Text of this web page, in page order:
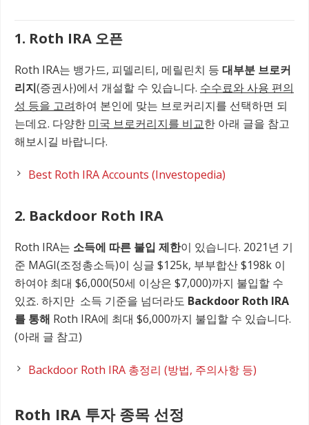
1. Roth IRA 오픈
Roth IRA는 뱅가드, 피델리티, 메릴린치 등 대부분 브로커
리지(증권사)에서 개설할 수 있습니다. 수수료와 사용 편의
성 등을 고려하여 본인에 맞는 브로커리지를 선택하면 되
는데요. 다양한 미국 브로커리지를 비교한 아래 글을 참고
해보시길 바랍니다.
Best Roth IRA Accounts (Investopedia)
2. Backdoor Roth IRA
Roth IRA는 소득에 따른 불입 제한이 있습니다. 2021년 기
준 MAGI(조정총소득)이 싱글 $125k, 부부합산 $198k 이
하여야 최대 $6,000(50세 이상은 $7,000)까지 불입할 수
있죠. 하지만 소득 기준을 넘더라도 Backdoor Roth IRA
를 통해 Roth IRA에 최대 $6,000까지 불입할 수 있습니다.
(아래 글 참고)
Backdoor Roth IRA 총정리 (방법, 주의사항 등)
Roth IRA 투자 종목 선정